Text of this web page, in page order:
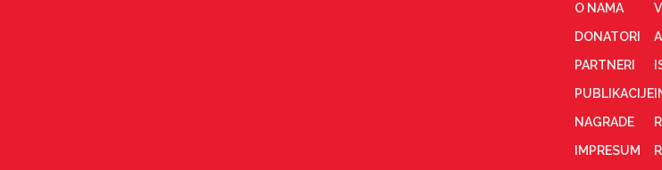
O NAMA
DONATORI
PARTNERI
PUBLIKACIJE
NAGRADE
IMPRESUM